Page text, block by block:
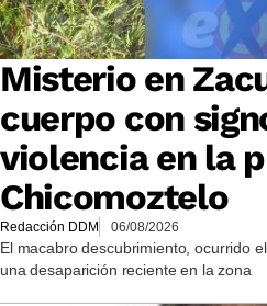
Misterio en
cuerpo con
violencia en la
Chicomoztelo
Redacción DDM 06/08/2026
El macabro descubrimiento, ocurrido
una desaparición reciente en la zona